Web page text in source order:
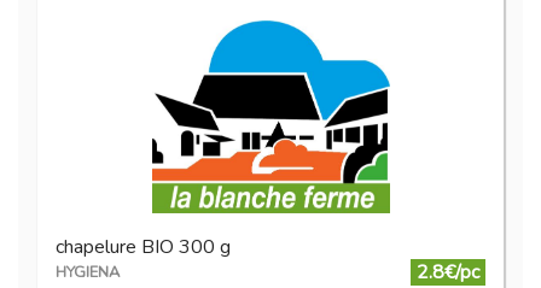
chapelure BIO 300 g
HYGIENA
2.8€/pc